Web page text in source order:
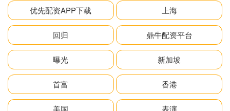
优先配资APP下载 上海
回归 鼎牛配资平台
曝光 新加坡
首富 香港